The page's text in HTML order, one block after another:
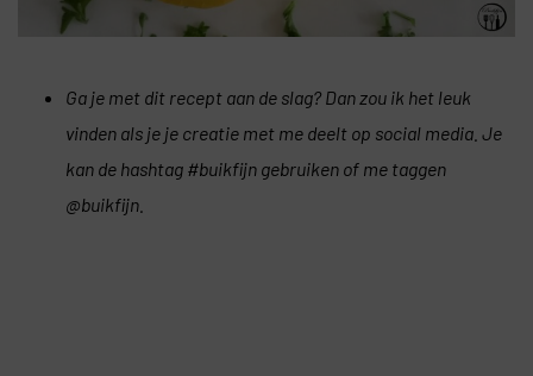
Ga je met dit recept aan de slag? Dan zou ik het leuk
vinden als je je creatie met me deelt op social media. Je
kan de hashtag #buikfijn gebruiken of me taggen
@buikfijn.